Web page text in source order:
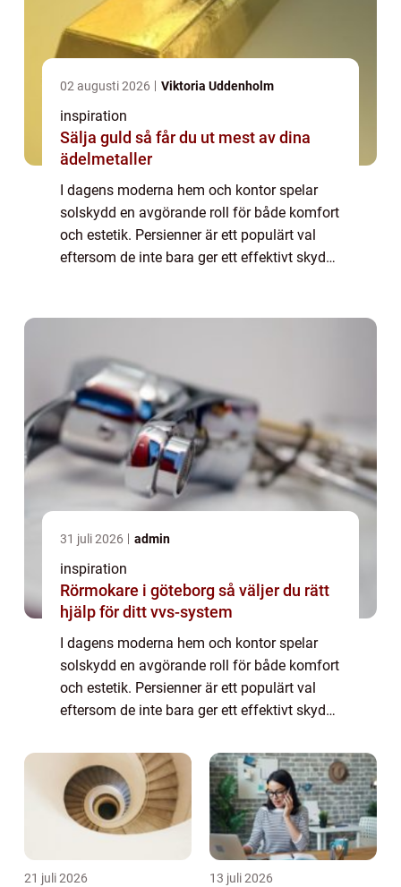
02 augusti 2026 Viktoria Uddenholm
inspiration
Sälja guld så får du ut mest av dina
ädelmetaller
I dagens moderna hem och kontor spelar
solskydd en avgörande roll för både komfort
och estetik. Persienner är ett populärt val
eftersom de inte bara ger ett effektivt skydd
31 juli 2026 admin
inspiration
Rörmokare i göteborg så väljer du rätt
hjälp för ditt vvs-system
I dagens moderna hem och kontor spelar
solskydd en avgörande roll för både komfort
och estetik. Persienner är ett populärt val
eftersom de inte bara ger ett effektivt skydd
21 juli 2026 13 juli 2026